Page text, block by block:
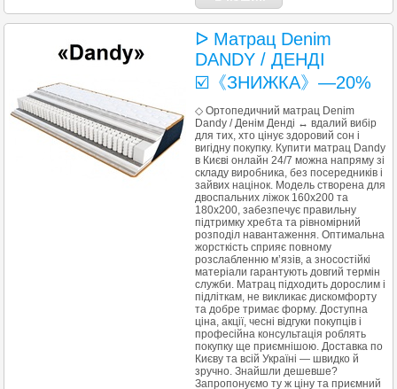
ᐅ Матрац Denim
DANDY / ДЕНДІ
☑️《ЗНИЖКА》—20%
◇ Ортопедичний матрац Denim
Dandy / Денім Денді ↔ вдалий вибір
для тих, хто цінує здоровий сон і
вигідну покупку. Купити матрац Dandy
в Києві онлайн 24/7 можна напряму зі
складу виробника, без посередників і
зайвих націнок. Модель створена для
двоспальних ліжок 160x200 та
180x200, забезпечує правильну
підтримку хребта та рівномірний
розподіл навантаження. Оптимальна
жорсткість сприяє повному
розслабленню м’язів, а зносостійкі
матеріали гарантують довгий термін
служби. Матрац підходить дорослим і
підліткам, не викликає дискомфорту
та добре тримає форму. Доступна
ціна, акції, чесні відгуки покупців і
професійна консультація роблять
покупку ще приємнішою. Доставка по
Києву та всій Україні — швидко й
зручно. Знайшли дешевше?
Запропонуємо ту ж ціну та приємний